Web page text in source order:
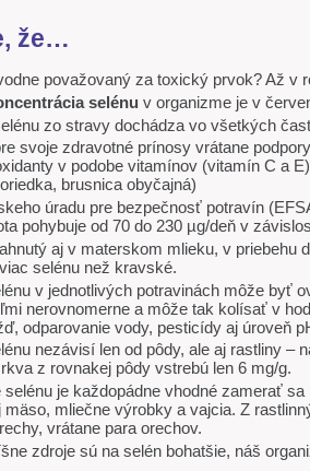
že…
považovaný za toxický prvok? Až v
selénu v organizme je v
zo stravy dochádza vo všetkých
svoje zdravotné prínosy vrátane
v podobe vitamínov (vitamín C a
brusnica obyčajná)
úradu pre bezpečnosť potravín
pohybuje od 70 do 230 µg/deň v
aj v materskom mlieku, v
selénu než kravské.
v jednotlivých potravinách môže byť
nerovnomerne a môže tak kolísať v
odparovanie vody, pesticídy aj úroveň
nezávisí len od pôdy, ale aj rastliny
z rovnakej pôdy vstrebú len 6 mg/g.
selénu je každopádne vhodné zamerať
mäso, mliečne výrobky a vajcia. Z
vrátane para orechov.
zdroje sú na selén bohatšie, náš